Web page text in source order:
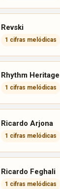
Revski
1 cifras melódicas
Rhythm Heritage
1 cifras melódicas
Ricardo Arjona
1 cifras melódicas
Ricardo Feghali
1 cifras melódicas